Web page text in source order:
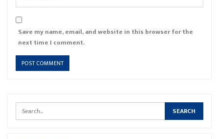
Save my name, email, and website in this browser for the
next time I comment.